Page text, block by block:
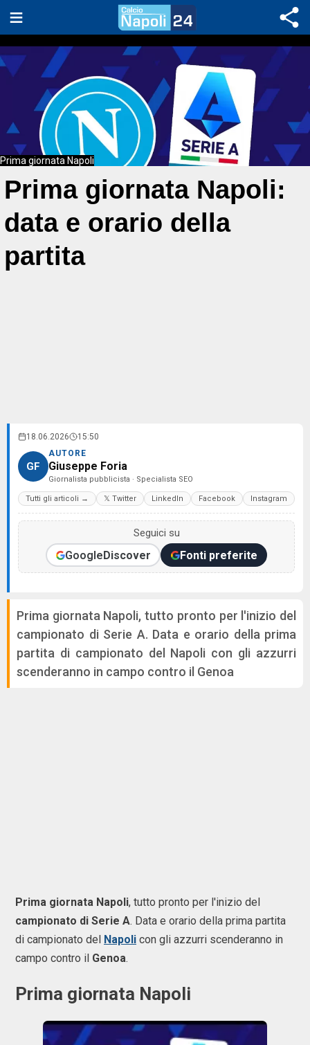
Prima giornata Napoli
Prima giornata Napoli:
data e orario della
partita
18.06.2026 15:50
GF
AUTORE
Giuseppe Foria
Giornalista pubblicista · Specialista SEO
Tutti gli articoli → 𝕏 Twitter LinkedIn Facebook Instagram
Seguici su
GoogleDiscover Fonti preferite
Prima giornata Napoli, tutto pronto per l'inizio del
campionato di Serie A. Data e orario della prima
partita di campionato del Napoli con gli azzurri
scenderanno in campo contro il Genoa
Prima giornata Napoli, tutto pronto per l'inizio del
campionato di Serie A. Data e orario della prima partita
di campionato del Napoli con gli azzurri scenderanno in
campo contro il Genoa.
Prima giornata Napoli